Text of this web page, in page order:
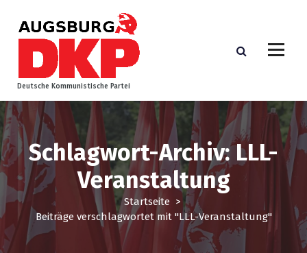
s
p
r
n
g
n
Deutsche Kommunistische Partei
Schlagwort-Archiv: LLL-
Veranstaltung
Startseite>
Beiträge verschlagwortet mit "LLL-Veranstaltung"